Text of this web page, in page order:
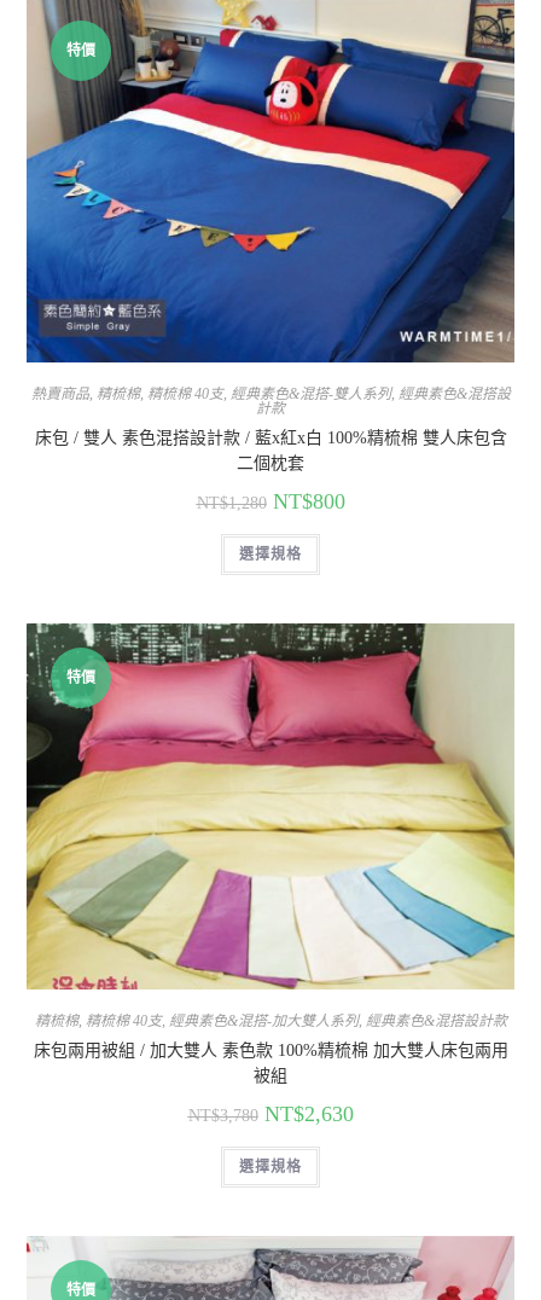
特價
熱賣商品, 精梳棉, 精梳棉 40支, 經典素色&混搭-雙人系列, 經典素色&混搭設
計款
床包 / 雙人 素色混搭設計款 / 藍x紅x白 100%精梳棉 雙人床包含
二個枕套
NT$1,280 NT$800
選擇規格
特價
精梳棉, 精梳棉 40支, 經典素色&混搭-加大雙人系列, 經典素色&混搭設計款
床包兩用被組 / 加大雙人 素色款 100%精梳棉 加大雙人床包兩用
被組
NT$3,780 NT$2,630
選擇規格
特價